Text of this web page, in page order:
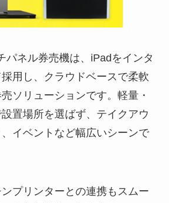
パネル券売機は、iPadをインタ
用し、クラウドベースで柔軟
ソリューションです。軽量・
置場所を選ばず、テイクアウ
、イベントなど幅広いシーンで
プリンターとの連携もスムー